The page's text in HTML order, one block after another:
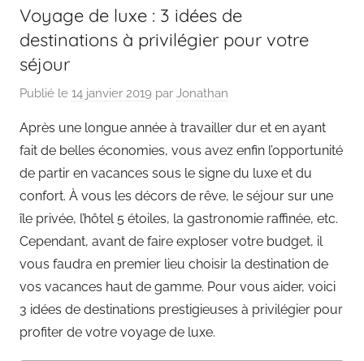
Voyage de luxe : 3 idées de
destinations à privilégier pour votre
séjour
Publié le 14 janvier 2019 par Jonathan
Après une longue année à travailler dur et en ayant
fait de belles économies, vous avez enfin l’opportunité
de partir en vacances sous le signe du luxe et du
confort. À vous les décors de rêve, le séjour sur une
île privée, l’hôtel 5 étoiles, la gastronomie raffinée, etc.
Cependant, avant de faire exploser votre budget, il
vous faudra en premier lieu choisir la destination de
vos vacances haut de gamme. Pour vous aider, voici
3 idées de destinations prestigieuses à privilégier pour
profiter de votre voyage de luxe.